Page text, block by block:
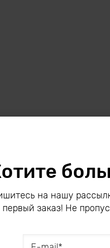
на нашу
первый заказ! Не